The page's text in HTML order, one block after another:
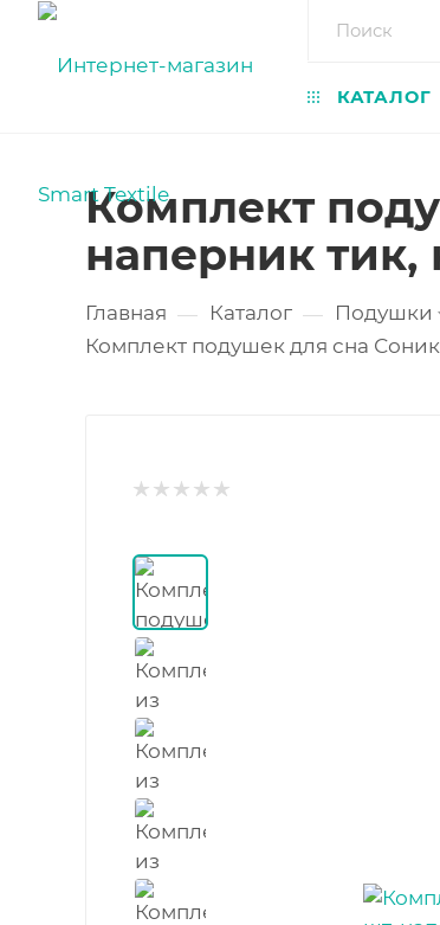
КАТАЛОГ
Комплект
наперник тик,
Главная — Каталог — Подушки
Комплект подушек для сна